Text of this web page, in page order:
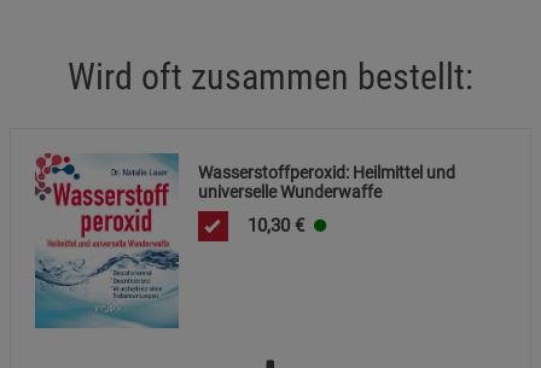
Wird oft zusammen bestellt:
Wasserstoffperoxid: Heilmittel und
universelle Wunderwaffe
10,30 €
Cookie-Informationen anzeigen
Beschreibung Marketing Cookies
Cookie-Informationen